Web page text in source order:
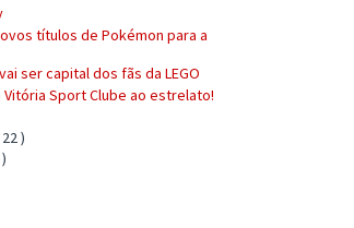
títulos de Pokémon para a
ser capital dos fãs da LEGO
Vitória Sport Clube ao estrelato!
)